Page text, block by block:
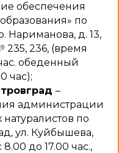
обеспечения
по
Нариманова, д. 13,
236, (время
обеденный
час);
–
администрации
по
ул. Куйбышева,
до 17.00 час.,
на